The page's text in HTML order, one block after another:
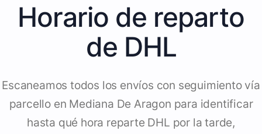
Horario de reparto
de DHL
Escaneamos todos los envíos con seguimiento vía
parcello en Mediana De Aragon para identificar
hasta qué hora reparte DHL por la tarde,